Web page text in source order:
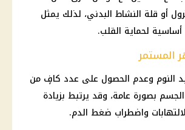
أو قلة النشاط البدني، لذلك يمثل
لحماية القلب.
المستمر
النوم وعدم الحصول على عدد كافٍ من
بصورة عامة، وقد يرتبط بزيادة
واضطراب ضغط الدم.